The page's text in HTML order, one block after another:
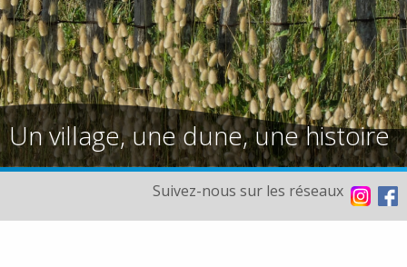
Un village, une dune, une histoire
Suivez-nous sur les réseaux